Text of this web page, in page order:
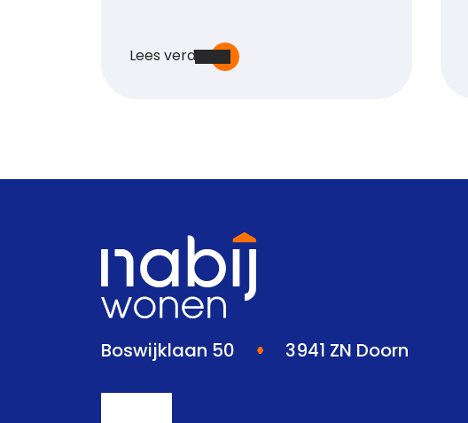
Lees verder
Boswijklaan 50 3941 ZN Doorn